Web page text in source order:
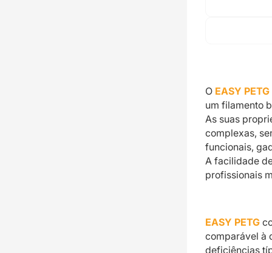
O EASY PETG
um filamento
As suas
complexas,
funcionais,
A facilidade
profissionais
EASY PETG
comparável à
deficiências